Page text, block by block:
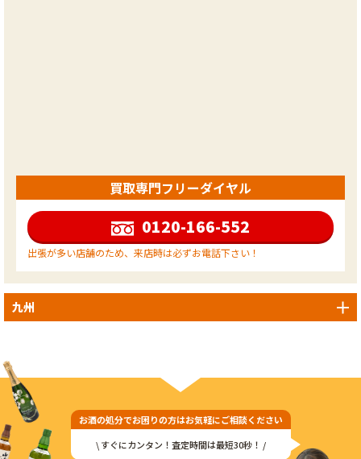
買取専門フリーダイヤル
0120-166-552
出張が多い店舗のため、来店時は必ずお電話下さい！
九州
お酒の処分でお困りの方はお気軽にご相談ください
\ すぐにカンタン！査定時間は最短30秒！ /